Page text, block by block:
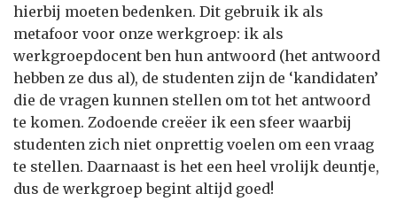
hierbij moeten bedenken. Dit gebruik ik als
metafoor voor onze werkgroep: ik als
werkgroepdocent ben hun antwoord (het antwoord
hebben ze dus al), de studenten zijn de ‘kandidaten’
die de vragen kunnen stellen om tot het antwoord
te komen. Zodoende creëer ik een sfeer waarbij
studenten zich niet onprettig voelen om een vraag
te stellen. Daarnaast is het een heel vrolijk deuntje,
dus de werkgroep begint altijd goed!